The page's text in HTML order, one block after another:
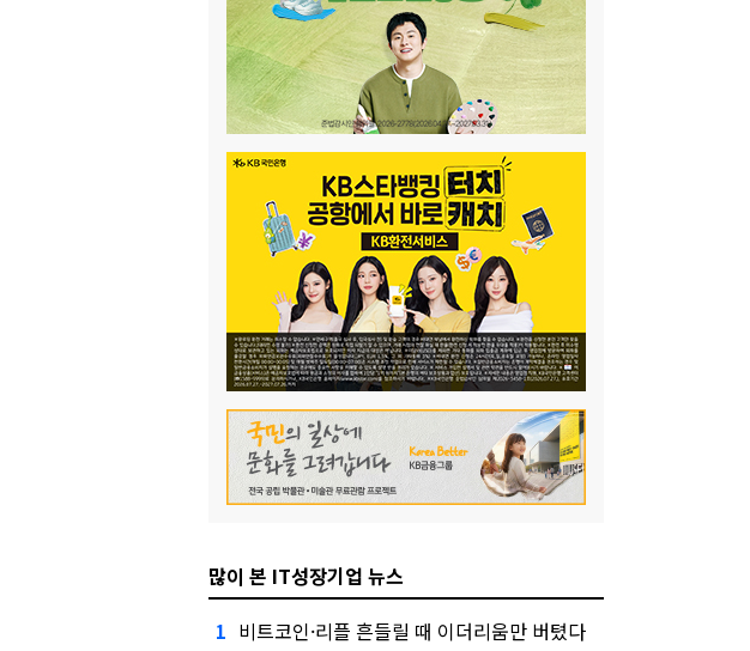
많이 본 IT성장기업 뉴스
1 비트코인·리플 흔들릴 때 이더리움만 버텼다